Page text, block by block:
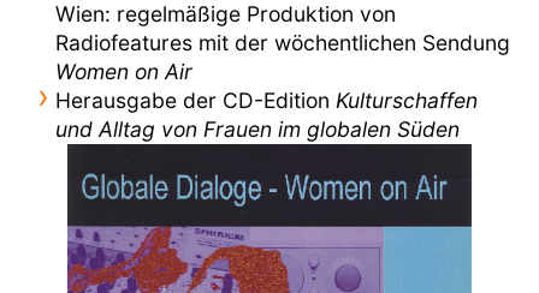
Wien: regelmäßige Produktion von
Radiofeatures mit der wöchentlichen Sendung
Women on Air
Herausgabe der CD-Edition Kulturschaffen
und Alltag von Frauen im globalen Süden